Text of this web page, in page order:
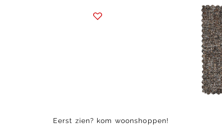
Eerst zien? kom woonshoppen!